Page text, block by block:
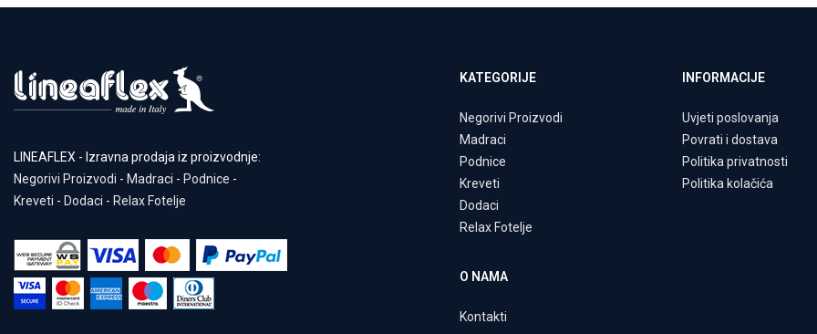
LINEAFLEX - Izravna prodaja iz proizvodnje:
Negorivi Proizvodi - Madraci - Podnice -
Kreveti - Dodaci - Relax Fotelje
KATEGORIJE
Negorivi Proizvodi
Madraci
Podnice
Kreveti
Dodaci
Relax Fotelje
O NAMA
Kontakti
INFORMACIJE
Uvjeti poslovanja
Povrati i dostava
Politika privatnosti
Politika kolačića